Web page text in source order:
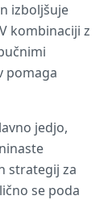
izboljšuje
kombinaciji z
pomaga
jedjo,
strategij za
se poda